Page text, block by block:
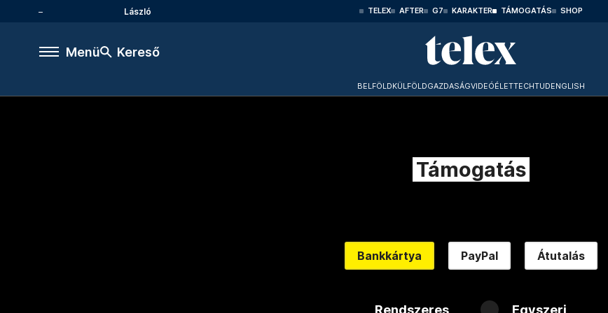
László TELEX AFTER G7 KARAKTER TÁMOGATÁS SHOP
Menü Kereső
BELFÖLDKÜLFÖLDGAZDASÁGVIDEÓÉLETTECHTUDENGLISH
Támogatás
Bankkártya PayPal Átutalás
Rendszeres Egyszeri